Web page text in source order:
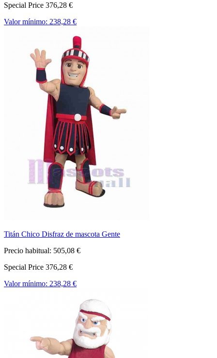
Special Price 376,28 €
Valor mínimo: 238,28 €
Titán Chico Disfraz de mascota Gente
Precio habitual: 505,08 €
Special Price 376,28 €
Valor mínimo: 238,28 €